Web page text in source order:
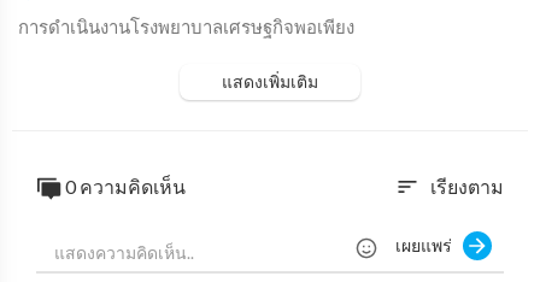
การดำเนินงานโรงพยาบาลเศรษฐกิจพอเพียง
แสดงเพิ่มเติม
0 ความคิดเห็น sort เรียงตาม
เผยแพร่